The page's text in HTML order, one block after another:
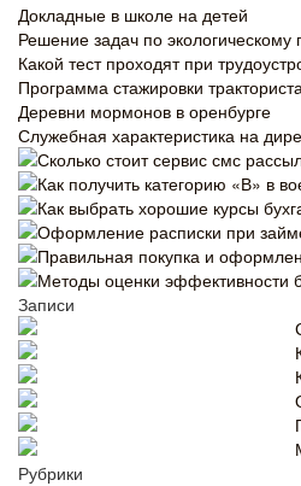
Докладные в школе на детей
Решение задач по экологическому
Какой тест проходят при
Программа стажировки тракториста
Деревни мормонов в оренбурге
Служебная характеристика на
Сколько стоит сервис смс
Как получить категорию «В» в
Как выбрать хорошие курсы
Оформление расписки при
Правильная покупка и
Методы оценки эффективности
Записи
Рубрики